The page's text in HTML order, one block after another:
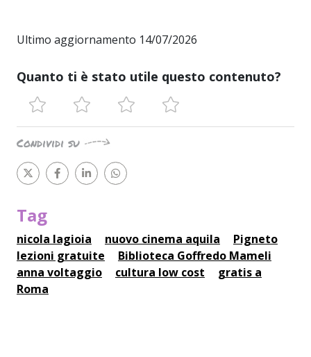
Ultimo aggiornamento 14/07/2026
Quanto ti è stato utile questo contenuto?
Condividi su
Tag
nicola lagioia nuovo cinema aquila
Pigneto
lezioni gratuite
Biblioteca Goffredo Mameli
anna voltaggio
cultura low cost
gratis a
Roma